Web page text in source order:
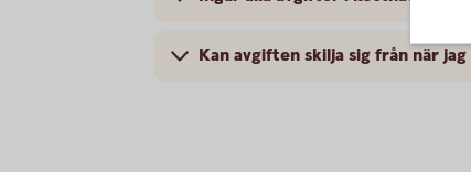
Kan avgiften skilja sig från när